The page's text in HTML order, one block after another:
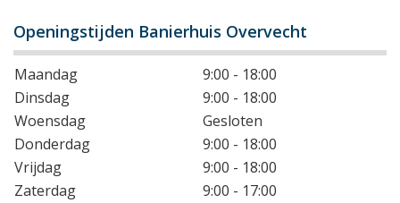
Openingstijden Banierhuis Overvecht
Maandag
9:00 - 18:00
Dinsdag
9:00 - 18:00
Woensdag
Gesloten
Donderdag
9:00 - 18:00
Vrijdag
9:00 - 18:00
Zaterdag
9:00 - 17:00